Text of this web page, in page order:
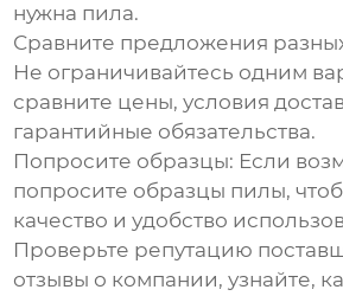
нужна пила.
Сравните предложения
Не ограничивайтесь одним
сравните цены, условия
гарантийные обязательства.
Попросите образцы: Если
попросите образцы пилы,
качество и удобство
Проверьте репутацию
отзывы о компании, узнайте,